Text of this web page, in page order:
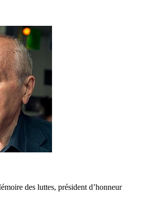
des luttes, président d’honneur